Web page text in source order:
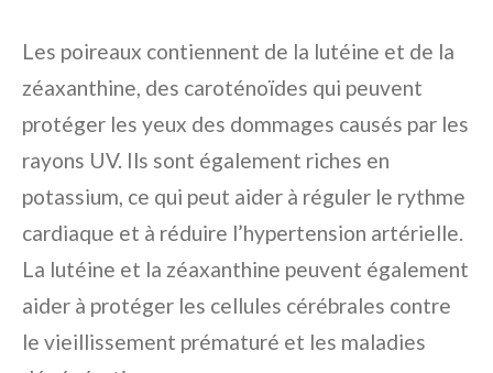
Les poireaux contiennent de la lutéine et de la
zéaxanthine, des caroténoïdes qui peuvent
protéger les yeux des dommages causés par les
rayons UV. Ils sont également riches en
potassium, ce qui peut aider à réguler le rythme
cardiaque et à réduire l’hypertension artérielle.
La lutéine et la zéaxanthine peuvent également
aider à protéger les cellules cérébrales contre
le vieillissement prématuré et les maladies